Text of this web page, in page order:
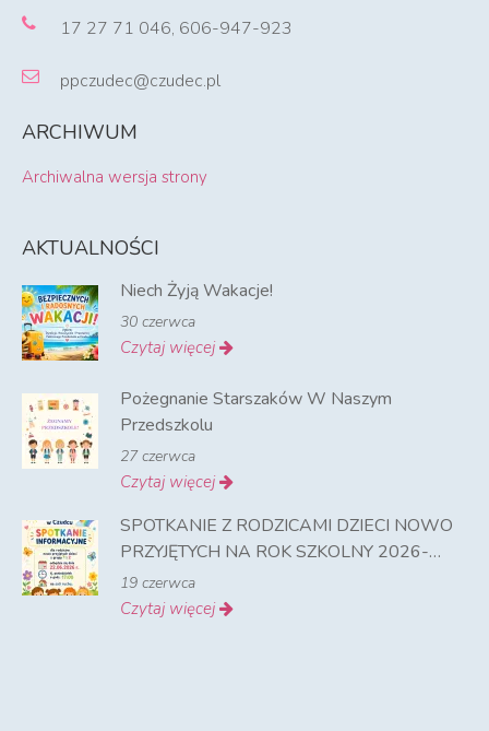
17 27 71 046, 606-947-923
ppczudec@czudec.pl
ARCHIWUM
Archiwalna wersja strony
AKTUALNOŚCI
Niech Żyją Wakacje!
30 czerwca
Czytaj więcej
Pożegnanie Starszaków W Naszym
Przedszkolu
27 czerwca
Czytaj więcej
SPOTKANIE Z RODZICAMI DZIECI NOWO
PRZYJĘTYCH NA ROK SZKOLNY 2026-
2027
19 czerwca
Czytaj więcej